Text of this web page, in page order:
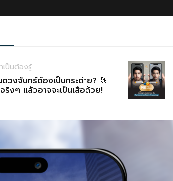
ำเป็นต้องรู้
ดวงจันทร์ต้องเป็นกระต่าย? 🐰
ริงๆ แล้วอาจจะเป็นเสือด้วย!